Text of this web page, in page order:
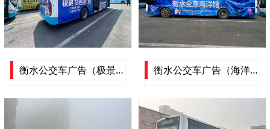
衡水公交车广告（极景门窗）衡水公交车车体广告展示 衡水公交车广告（海洋馆）衡水公交车车体广告展示